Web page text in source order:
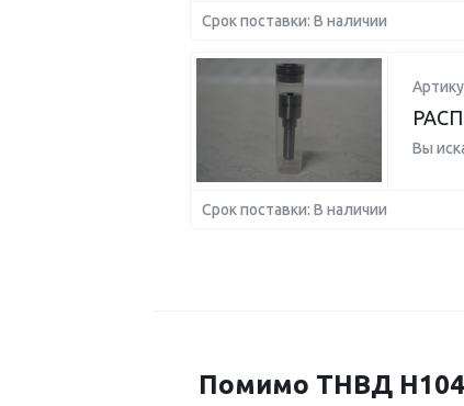
Срок поставки: В наличии
Вы
Срок поставки: В наличии
Помимо ТНВД